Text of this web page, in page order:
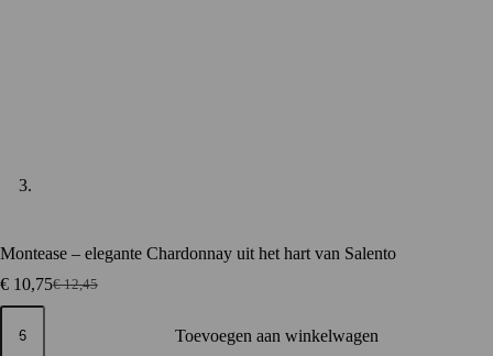
Montease – elegante Chardonnay uit het hart van Salento
€12,45
Oorspronkelijke
€ 10,75Huidige
Montease
Toevoegen aan winkelwagen